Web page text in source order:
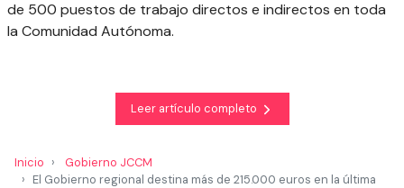
de 500 puestos de trabajo directos e indirectos en toda
la Comunidad Autónoma.
Leer artículo completo
Inicio
Gobierno JCCM
El Gobierno regional destina más de 215.000 euros en la última